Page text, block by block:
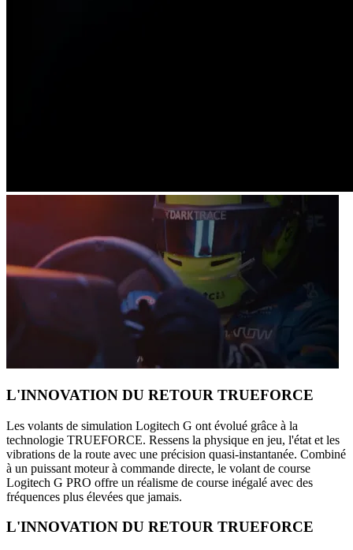
L'INNOVATION DU RETOUR TRUEFORCE
Les volants de simulation Logitech G ont évolué grâce à la
technologie TRUEFORCE. Ressens la physique en jeu, l'état et les
vibrations de la route avec une précision quasi-instantanée. Combiné
à un puissant moteur à commande directe, le volant de course
Logitech G PRO offre un réalisme de course inégalé avec des
fréquences plus élevées que jamais.
L'INNOVATION DU RETOUR TRUEFORCE